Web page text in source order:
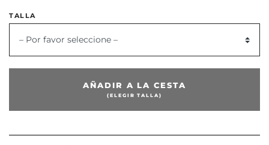
TALLA
– Por favor seleccione –
AÑADIR A LA CESTA
(ELEGIR TALLA)